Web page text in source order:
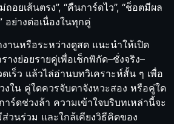
ยเส้นตรง”, “คืนการ์ดไว”, “ช็อตมีผล
อย่างต่อเนื่องในทุกคู่
านหรือระหว่างดูสด แนะนำให้เปิด
างย่อยรายคู่เพื่อเช็กพิกัด–ชั่งจริง–
เร็ว แล้วไล่อ่านบทวิเคราะห์สั้น ๆ เพื่อ
งใน คู่ใดควรจับตาจังหวะสอง หรือคู่ใด
าร์ดช่วงล้า ความเข้าใจบริบทเหล่านี้จะ
วนร่วม และใกล้เคียงวิธีคิดของ